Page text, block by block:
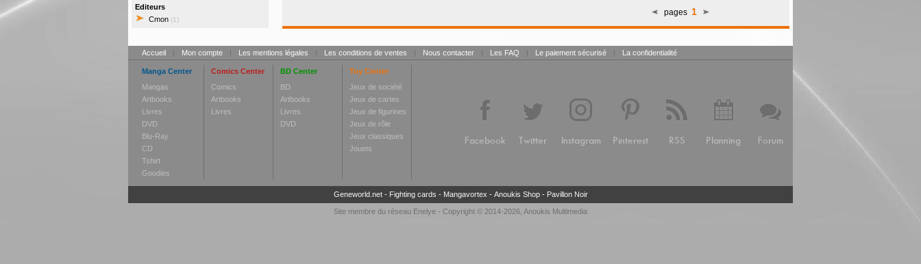
Editeurs
Cmon (1)
pages 1
Accueil | Mon compte | Les mentions légales | Les conditions de ventes | Nous contacter | Les FAQ | Le paiement sécurisé | La confidentialité
Manga Center
Mangas
Artbooks
Livres
DVD
Blu-Ray
CD
Tshirt
Goodies
Comics Center
Comics
Artbooks
Livres
BD Center
BD
Artbooks
Livres
DVD
Toy Center
Jeux de société
Jeux de cartes
Jeux de figurines
Jeux de rôle
Jeux classiques
Jouets
Facebook Twitter Instagram Pinterest RSS Planning Forum
Geneworld.net- Fighting cards - Mangavortex - Anoukis Shop- Pavillon Noir
Site membre du réseau Enelye - Copyright © 2014-2026, Anoukis Multimedia